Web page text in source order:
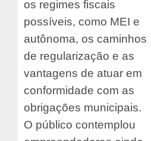
os regimes fiscais
possíveis, como MEI e
autônoma, os caminhos
de regularização e as
vantagens de atuar em
conformidade com as
obrigações municipais.
O público contemplou